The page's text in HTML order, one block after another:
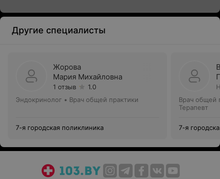
Другие специалисты
Жорова
Мария Михайловна
1 отзыв
1.0
Эндокринолог • Врач общей практики
7-я городская поликлиника
Врач общей
Терапевт
7-я